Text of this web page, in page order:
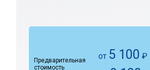
Предварительная
стоимость
от 5 100 ₽